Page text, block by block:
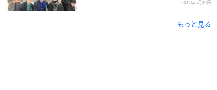
2022年5月09日
もっと見る